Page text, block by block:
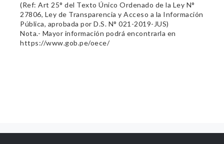
(Ref: Art 25° del Texto Único Ordenado de la Ley N°
27806, Ley de Transparencia y Acceso a la Información
Pública, aprobada por D.S. N° 021-2019-JUS)
Nota.- Mayor información podrá encontrarla en
https://www.gob.pe/oece/